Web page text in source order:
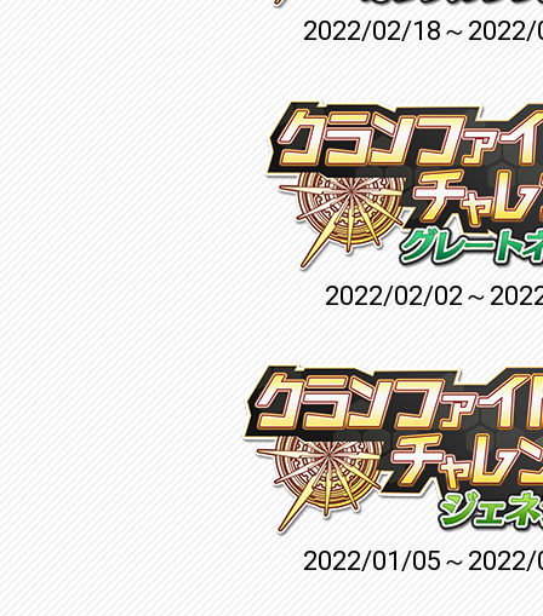
2022/02/18～
2022/02/02～
2022/01/05～